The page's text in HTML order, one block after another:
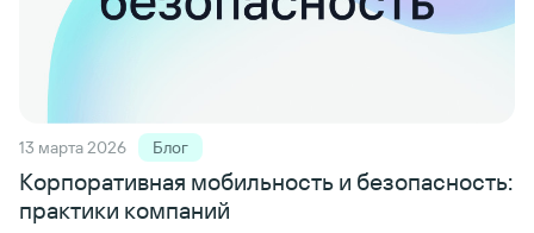
13 марта 2026 Блог
Корпоративная мобильность и безопасность:
практики компаний